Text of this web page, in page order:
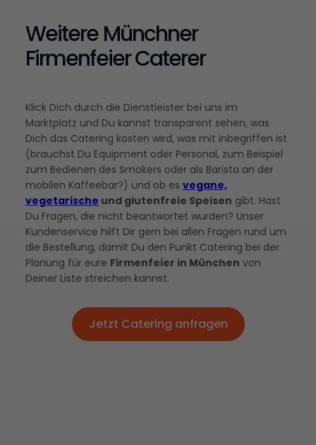
Weitere Münchner
Firmenfeier Caterer
Klick Dich durch die Dienstleister bei uns im
Marktplatz und Du kannst transparent sehen, was
Dich das Catering kosten wird, was mit inbegriffen ist
(brauchst Du Equipment oder Personal, zum Beispiel
zum Bedienen des Smokers oder als Barista an der
mobilen Kaffeebar?) und ob es vegane,
vegetarische und glutenfreie Speisen gibt. Hast
Du Fragen, die nicht beantwortet wurden? Unser
Kundenservice hilft Dir gern bei allen Fragen rund um
die Bestellung, damit Du den Punkt Catering bei der
Planung für eure Firmenfeier in München von
Deiner Liste streichen kannst.
Jetzt Catering anfragen
Jetzt Catering anfragen